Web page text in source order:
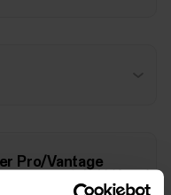
Pro/Vantage
V2 上的持续心率